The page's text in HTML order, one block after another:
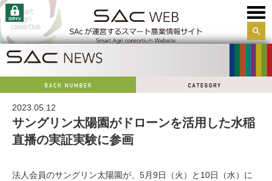
サイ
2023.05.12
サングリン太陽園がドローンを活用した水稲
直播の実証実験に参画
法人会員のサングリン太陽園が、5月9日（火）と10日（水）に